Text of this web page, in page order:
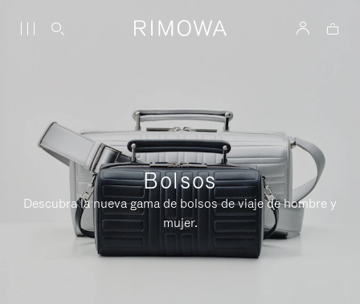
Bolsos
Descubra la nueva gama de bolsos de viaje de hombre y
mujer.